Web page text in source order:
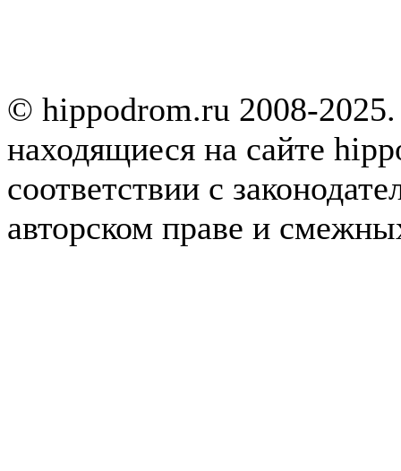
© hippodrom.ru 2008-
находящиеся на сайте
соответствии с
авторском праве и